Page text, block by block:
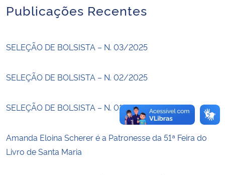
Secretaria-Geral
Publicações Recentes
SELEÇÃO DE BOLSISTA – N. 03/2025
SELEÇÃO DE BOLSISTA – N. 02/2025
SELEÇÃO DE BOLSISTA – N. 01/2025
Amanda Eloina Scherer é a Patronesse da 51ª Feira do
Livro de Santa Maria